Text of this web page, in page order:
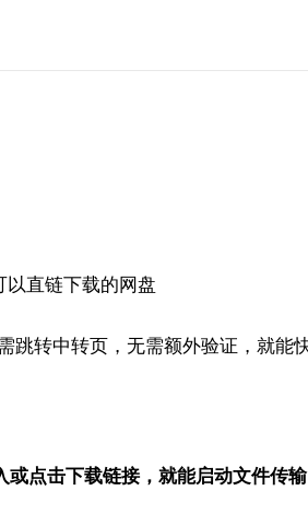
转中转页，无需额外验证，就能
点击下载链接，就能启动文件传